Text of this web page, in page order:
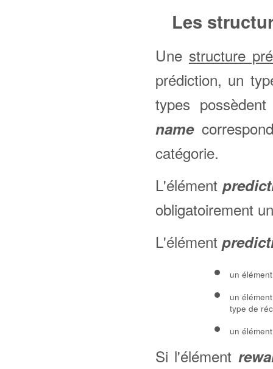
Les
Une structure
prédiction, un
types
name
catégorie.
L'élément
obligatoirement
L'élément
un
un
type de
un
Si l'élément